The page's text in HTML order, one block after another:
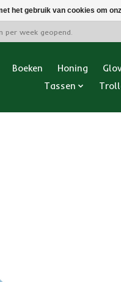
week geopend.
Boeken Honing
Tassen
het gebruik van cookies om